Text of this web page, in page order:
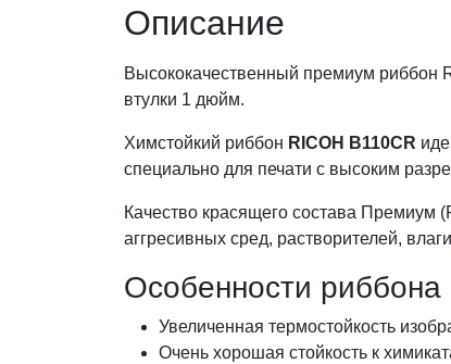
Описание
Высококачественный премиум риббон
втулки 1 дюйм.
Химстойкий риббон RICOH B110CR
специально для печати с высоким
Качество красящего состава Премиум
аггресивных сред, растворителей,
Особенности риббона
Увеличенная термостойкость
Очень хорошая стойкость к